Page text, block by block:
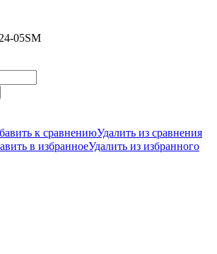
05SM
к сравнениюУдалить из сравнения
в избранноеУдалить из избранного